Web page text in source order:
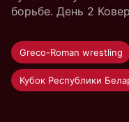
борьбе. День 2
Greco-Roman wrestling